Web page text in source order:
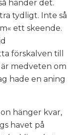
händer det.
tydligt. Inte så
ett skeende.
förskalven till
medveten om
hade en aning
hänger kvar,
havet på